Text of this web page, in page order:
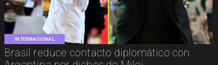
INTERNACIONAL
Brasil reduce contacto diplomático con